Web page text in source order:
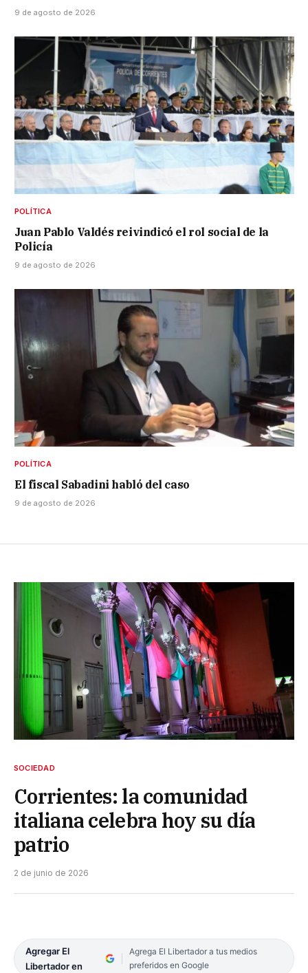
9 de agosto de 2026
POLÍTICA
Juan Pablo Valdés reivindicó el rol social de la
Policía
9 de agosto de 2026
POLÍTICA
El fiscal Sabadini habló del caso
9 de agosto de 2026
SOCIEDAD
Corrientes: la comunidad
italiana celebra hoy su día
patrio
2 de junio de 2026
Agregar El
Libertador en
Agrega El Libertador a tus medios
preferidos en Google